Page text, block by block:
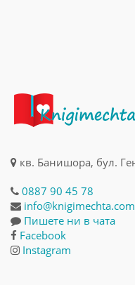
кв. Банишора, бул.
0887 90 45 78
info@knigimechta.com
Пишете ни в чата
Facebook
Instagram